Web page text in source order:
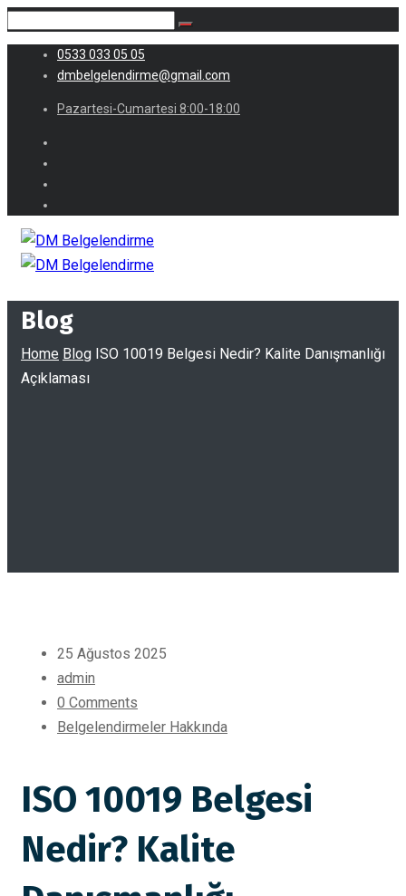
0533 033 05 05
dmbelgelendirme@gmail.com
Pazartesi-Cumartesi 8:00-18:00
Blog
Home Blog ISO 10019 Belgesi Nedir? Kalite Danışmanlığı
Açıklaması
25 Ağustos 2025
admin
0 Comments
Belgelendirmeler Hakkında
ISO 10019 Belgesi
Nedir? Kalite